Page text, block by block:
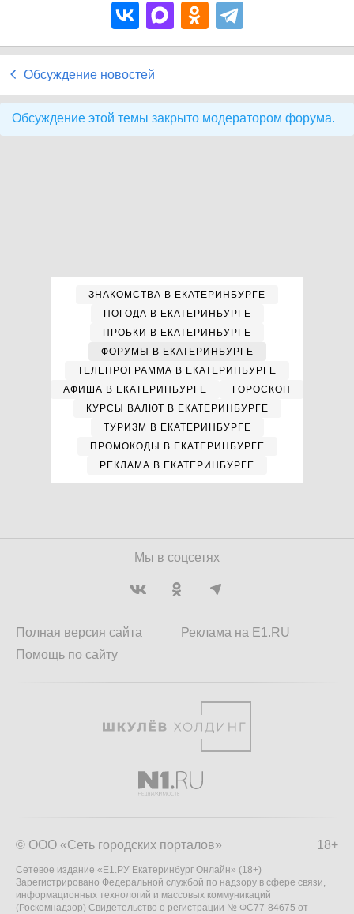
Обсуждение новостей
Обсуждение этой темы закрыто модератором форума.
ЗНАКОМСТВА В ЕКАТЕРИНБУРГЕ
ПОГОДА В ЕКАТЕРИНБУРГЕ
ПРОБКИ В ЕКАТЕРИНБУРГЕ
ФОРУМЫ В ЕКАТЕРИНБУРГЕ
ТЕЛЕПРОГРАММА В ЕКАТЕРИНБУРГЕ
АФИША В ЕКАТЕРИНБУРГЕ
ГОРОСКОП
КУРСЫ ВАЛЮТ В ЕКАТЕРИНБУРГЕ
ТУРИЗМ В ЕКАТЕРИНБУРГЕ
ПРОМОКОДЫ В ЕКАТЕРИНБУРГЕ
РЕКЛАМА В ЕКАТЕРИНБУРГЕ
Мы в соцсетях
Полная версия сайта
Помощь по сайту
Реклама на E1.RU
18+
© ООО «Сеть городских порталов»
Сетевое издание «Е1.РУ Екатеринбург Онлайн» (18+)
Зарегистрировано Федеральной службой по надзору в сфере связи,
информационных технологий и массовых коммуникаций
(Роскомнадзор) Свидетельство о регистрации № ФС77-84675 от